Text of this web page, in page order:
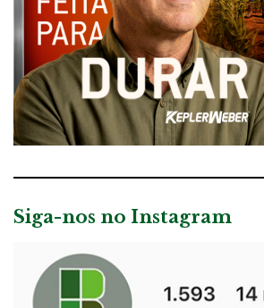
Siga-nos no Instagram